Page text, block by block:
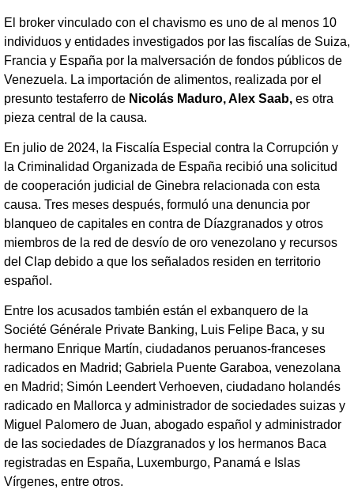
El broker vinculado con el chavismo es uno de al menos 10
individuos y entidades investigados por las fiscalías de Suiza,
Francia y España por la malversación de fondos públicos de
Venezuela. La importación de alimentos, realizada por el
presunto testaferro de Nicolás Maduro, Alex Saab, es otra
pieza central de la causa.
En julio de 2024, la Fiscalía Especial contra la Corrupción y
la Criminalidad Organizada de España recibió una solicitud
de cooperación judicial de Ginebra relacionada con esta
causa. Tres meses después, formuló una denuncia por
blanqueo de capitales en contra de Díazgranados y otros
miembros de la red de desvío de oro venezolano y recursos
del Clap debido a que los señalados residen en territorio
español.
Entre los acusados también están el exbanquero de la
Société Générale Private Banking, Luis Felipe Baca, y su
hermano Enrique Martín, ciudadanos peruanos-franceses
radicados en Madrid; Gabriela Puente Garaboa, venezolana
en Madrid; Simón Leendert Verhoeven, ciudadano holandés
radicado en Mallorca y administrador de sociedades suizas y
Miguel Palomero de Juan, abogado español y administrador
de las sociedades de Díazgranados y los hermanos Baca
registradas en España, Luxemburgo, Panamá e Islas
Vírgenes, entre otros.